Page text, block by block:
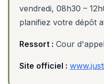
vendredi, 08h30 –
planifiez votre dépôt
Ressort : Cour
Site officiel :